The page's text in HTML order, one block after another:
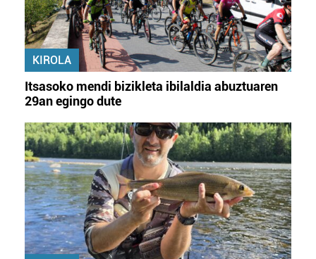
KIROLA
Itsasoko mendi bizikleta ibilaldia abuztuaren
29an egingo dute